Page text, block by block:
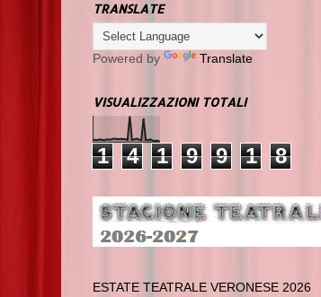
TRANSLATE
Powered by Translate
VISUALIZZAZIONI TOTALI
1 4 1 9 9 1 8
ESTATE TEATRALE VERONESE 2026